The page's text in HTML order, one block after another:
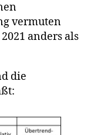
vermuten
anders als
die